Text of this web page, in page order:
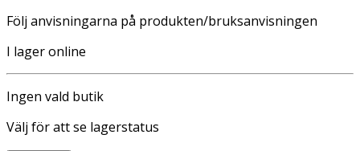
Följ anvisningarna på produkten/bruksanvisningen
I lager online
Ingen vald butik
Välj för att se lagerstatus